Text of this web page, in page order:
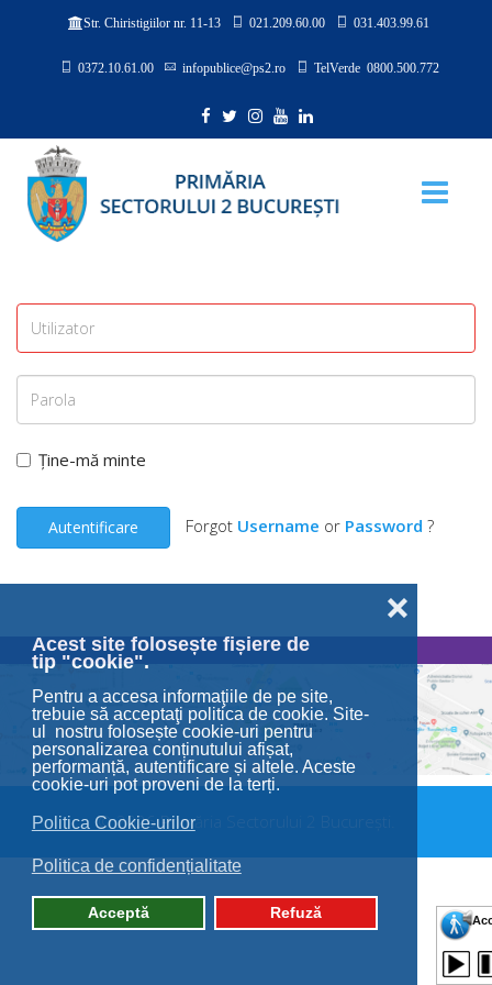
Acest site folosește fișiere de
tip "cookie".
Pentru a accesa informaţiile de pe site,
trebuie să acceptaţi politica de cookie. Site-
ul nostru folosește cookie-uri pentru
personalizarea conținutului afișat,
performanță, autentificare și altele. Aceste
cookie-uri pot proveni de la terți.
Politica Cookie-urilor
Politica de confidențialitate
Acceptă Refuză
❌
Str. Chiristigiilor nr. 11-13 021.209.60.00 031.403.99.61
0372.10.61.00 infopublice@ps2.ro TelVerde 0800.500.772
Ține-mă minte
Autentificare Forgot Username or Password ?
© 2026 Primăria Sectorului 2 București.